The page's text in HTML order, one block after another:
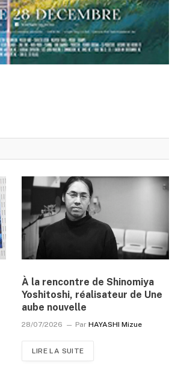
À la rencontre de Shinomiya
Yoshitoshi, réalisateur de Une
aube nouvelle
28/07/2026 Par HAYASHI Mizue
LIRE LA SUITE